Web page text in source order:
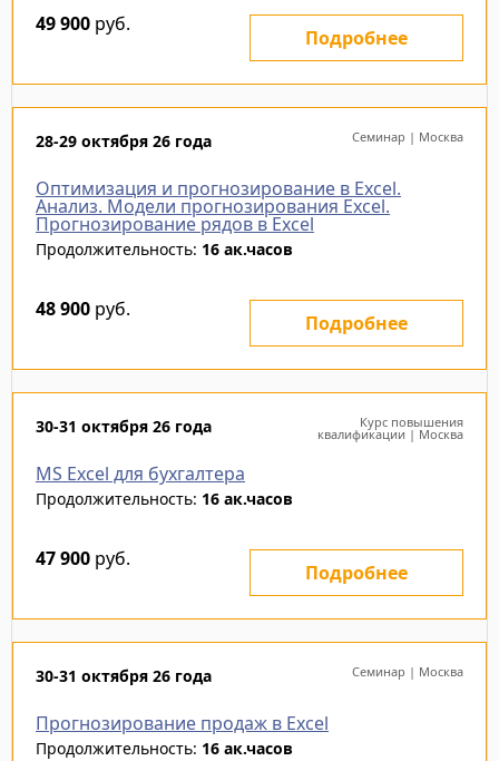
49 900 руб.
Подробнее
28-29 октября 26 года Семинар | Москва
Оптимизация и прогнозирование в Excel.
Анализ. Модели прогнозирования Excel.
Прогнозирование рядов в Excel
Продолжительность: 16 ак.часов
48 900 руб.
Подробнее
30-31 октября 26 года Курс повышения
квалификации | Москва
MS Excel для бухгалтера
Продолжительность: 16 ак.часов
47 900 руб.
Подробнее
30-31 октября 26 года Семинар | Москва
Прогнозирование продаж в Excel
Продолжительность: 16 ак.часов